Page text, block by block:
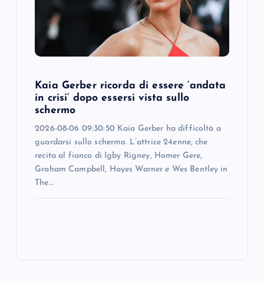
Kaia Gerber ricorda di essere ‘andata
in crisi’ dopo essersi vista sullo
schermo
2026-08-06 09:30:50 Kaia Gerber ha difficoltà a
guardarsi sullo schermo. L’attrice 24enne, che
recita al fianco di Igby Rigney, Homer Gere,
Graham Campbell, Hayes Warner e Wes Bentley in
The…